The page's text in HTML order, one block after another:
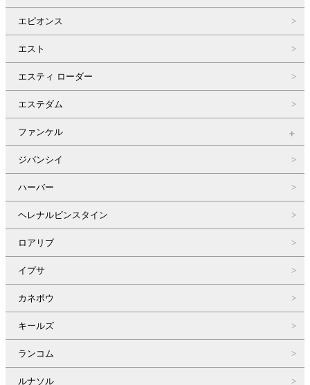
エピオンス
エスト
エスティ ローダー
エステダム
ファンケル
ジバンシイ
ハーバー
ヘレナルビンスタイン
ロアリブ
イプサ
カネボウ
キールズ
ランコム
ルナソル